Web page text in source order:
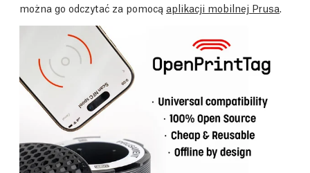
można go odczytać za pomocą aplikacji mobilnej Prusa.